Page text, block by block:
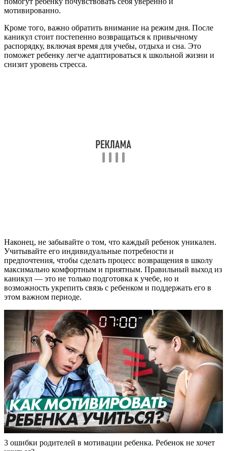
мотивированно.
Кроме того, важно обратить внимание на режим дня. После
каникул стоит постепенно возвращаться к привычному
распорядку, включая время для учебы, отдыха и сна. Это
поможет ребенку легче адаптироваться к школьной жизни и
снизит уровень стресса.
Наконец, не забывайте о том, что каждый ребенок уникален.
Учитывайте его индивидуальные потребности и
предпочтения, чтобы сделать процесс возвращения в школу
максимально комфортным и приятным. Правильный выход из
каникул — это не только подготовка к учебе, но и
возможность укрепить связь с ребенком и поддержать его в
этом важном периоде.
3 ошибки родителей в мотивации ребенка. Ребенок не хочет